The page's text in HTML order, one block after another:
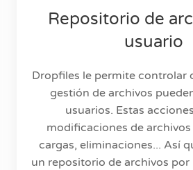
Repositorio de
usuario
Dropfiles le permite controlar
gestión de archivos
usuarios. Estas
modificaciones de
cargas, eliminaciones... Así
un repositorio de archivos